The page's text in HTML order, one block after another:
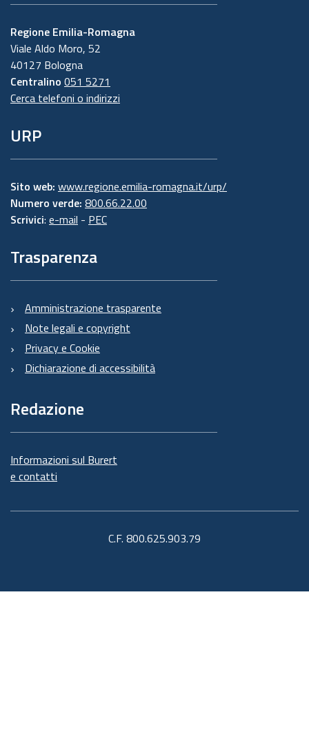
Regione Emilia-Romagna
Viale Aldo Moro, 52
40127 Bologna
Centralino 051 5271
Cerca telefoni o indirizzi
URP
Sito web: www.regione.emilia-romagna.it/urp/
Numero verde: 800.66.22.00
Scrivici: e-mail - PEC
Trasparenza
Amministrazione trasparente
Note legali e copyright
Privacy e Cookie
Dichiarazione di accessibilità
Redazione
Informazioni sul Burert
e contatti
C.F. 800.625.903.79